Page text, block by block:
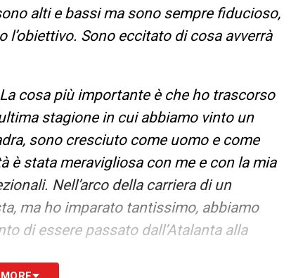
alti e bassi ma sono sempre fiducioso,
Sono eccitato di cosa avverrà
cosa più importante è che ho trascorso
stagione in cui abbiamo vinto un
sono cresciuto come uomo e come
è stata meravigliosa con me e con la mia
Nell’arco della carriera di un
ma ho imparato tantissimo, abbiamo
di essere passato dall’Atalanta alla